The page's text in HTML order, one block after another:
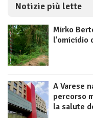
Notizie più lette
Mirko
l’omicidio
A Varese
percorso
la salute